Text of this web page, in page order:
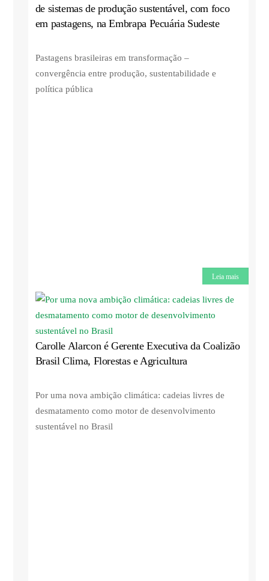
de sistemas de produção sustentável, com foco
em pastagens, na Embrapa Pecuária Sudeste
Pastagens brasileiras em transformação –
convergência entre produção, sustentabilidade e
política pública
Leia mais
Carolle Alarcon é Gerente Executiva da Coalizão
Brasil Clima, Florestas e Agricultura
Por uma nova ambição climática: cadeias livres de
desmatamento como motor de desenvolvimento
sustentável no Brasil